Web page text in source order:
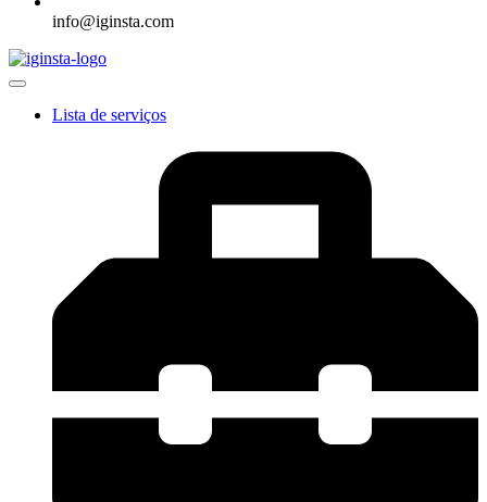
info@iginsta.com
Lista de serviços